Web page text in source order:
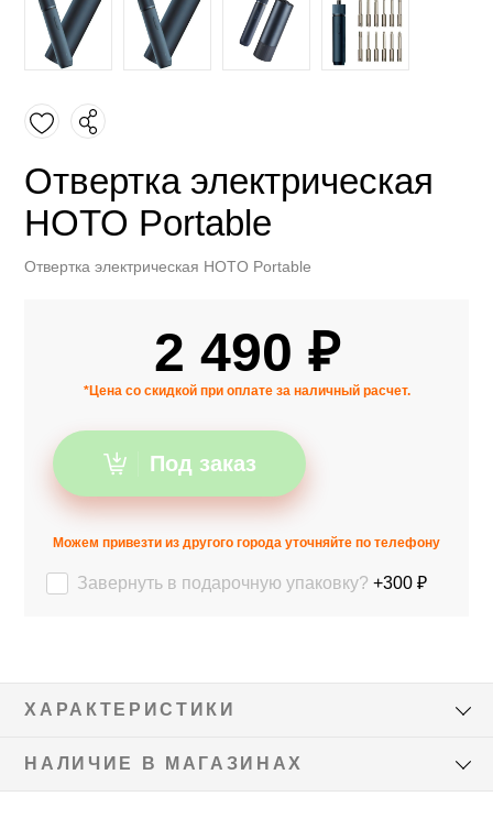
Отвертка электрическая
HOTO Portable
Отвертка электрическая HOTO Portable
2 490 ₽
*Цена со скидкой при оплате за наличный расчет.
Под заказ
Можем привезти из другого города уточняйте по телефону
Завернуть в подарочную упаковку? +300 ₽
ХАРАКТЕРИСТИКИ
НАЛИЧИЕ В МАГАЗИНАХ